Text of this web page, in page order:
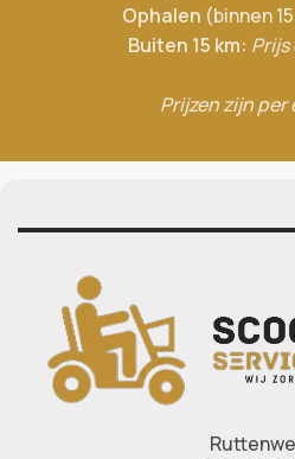
Ophalen (binnen
Buiten 15 km: Prijs
Prijzen zijn per